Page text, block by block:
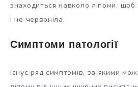
знаходиться навколо ліпоми,
і не червоніла.
Симптоми патології
Існує ряд симптомів, за якими